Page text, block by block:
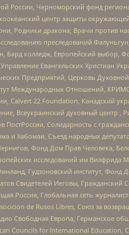
России, Черноморский фонд
центр защиты
Родники дракона, Врачи против
преследований
колледж, Европейский выбор,
Евангельских Христиан
Предприятий, Церковь Духовной
Международных Отношений,
22 Foundation, Канадский
Всеукраинский духовный центр ,
Солидарность с
и Хабомаи, Съезд народных
Фонд Дом Прав Человека,
исследований им Вилфрида
Гудзоновский институт, Фонд
Свидетелей Иеговы, Гражданский
Россия, Глобальная сеть
de Rusos Libres, Союз за
Свободная Европа, Германское
Councils for International Education,